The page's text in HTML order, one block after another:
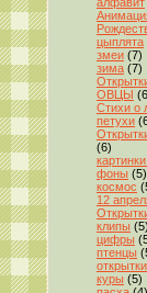
цыплята
змеи (7)
зима (7)
ОВЦЫ
Стихи о
петухи
(6)
фоны (5)
космос
12
клипы (5)
цифры
птенцы
куры (5)